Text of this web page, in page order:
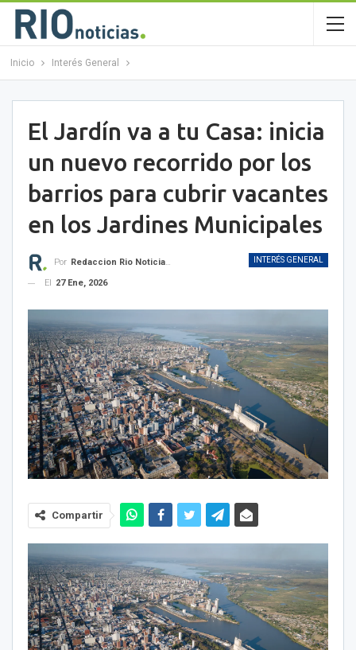
Inicio Interés General
El Jardín va a tu Casa: inicia
un nuevo recorrido por los
barrios para cubrir vacantes
en los Jardines Municipales
INTERÉS GENERAL
Por Redaccion Rio Noticias OK
El
27 Ene, 2026
Compartir